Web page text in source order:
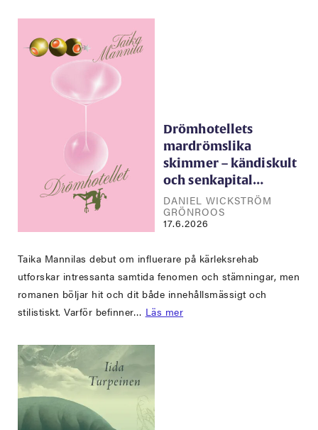
Drömhotellets
mardrömslika
skimmer – kändiskult
och senkapital…
DANIEL WICKSTRÖM
GRÖNROOS
17.6.2026
Taika Mannilas debut om influerare på kärleksrehab
utforskar intressanta samtida fenomen och stämningar, men
romanen böljar hit och dit både innehållsmässigt och
stilistiskt. Varför befinner… Läs mer